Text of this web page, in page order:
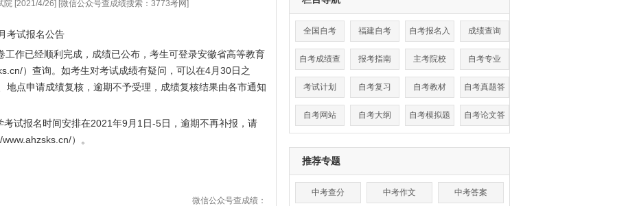
院 [2021/4/26] [微信公众号查成绩搜索：3773考网]
考试报名公告
作已经顺利完成，成绩已公布，考生可登录安徽省高等教育
）查询。如考生对考试成绩有疑问，可以在4月30日之
地点申请成绩复核，逾期不予受理，成绩复核结果由各市通知
报名时间安排在2021年9月1日-5日，逾期不再补报，请
www.ahzsks.cn/）。
微信公众号查成绩：
全国自考 福建自考 自考报名入
口
成绩查询
自考成绩查
询
报考指南 主考院校 自考专业
考试计划 自考复习 自考教材 自考真题答
案
自考网站
自考大纲 自考模拟题 自考论文答
辩
推荐专题
中考查分 中考作文 中考答案